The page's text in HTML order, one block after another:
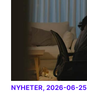
NYHETER, 2026-06-25